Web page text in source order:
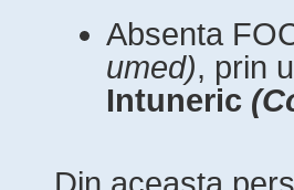
Absenta
umed), prin
Intuneric